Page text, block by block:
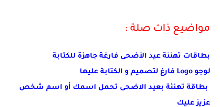
مواضيع ذات صلة :
بطاقات تهنئة عيد الأضحى فارغة جاهزة للكتابة
لوجو Logo فارغ لتصميم و الكتابة عليها
بطاقة تهنئة بعيد الاضحى تحمل اسمك أو اسم شخص
عزيز عليك